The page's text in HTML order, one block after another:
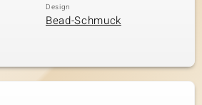
Design
Bead-Schmuck